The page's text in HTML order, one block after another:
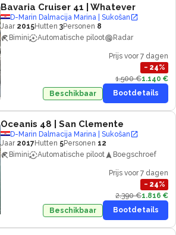
Bavaria Cruiser 41 | Whatever
D-Marin Dalmacija Marina | Sukošan
Jaar 2015Hutten 3Personen 8
Bimini
Automatische piloot Radar
Prijs voor 7 dagen
− 24%
1.500 €1.140 €
Beschikbaar
Bootdetails
Oceanis 48 | San Clemente
D-Marin Dalmacija Marina | Sukošan
Jaar 2017Hutten 5Personen 12
Bimini
Automatische piloot Boegschroef
Prijs voor 7 dagen
− 24%
2.390 €1.816 €
Beschikbaar
Bootdetails